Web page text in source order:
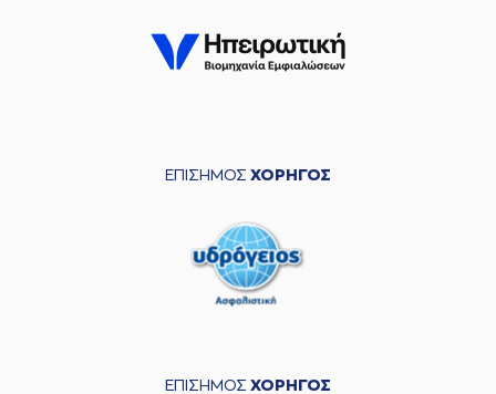
ΕΠΙΣΗΜΟΣ ΧΟΡΗΓΟΣ
ΕΠΙΣΗΜΟΣ ΧΟΡΗΓΟΣ